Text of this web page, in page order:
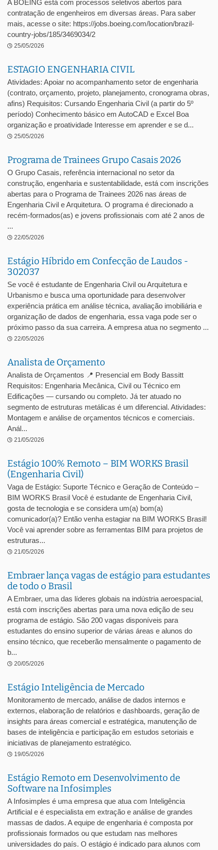
A BOEING está com processos seletivos abertos para
contratação de engenheiros em diversas áreas. Para saber
mais, acesse o site: https://jobs.boeing.com/location/brazil-
country-jobs/185/3469034/2
25/05/2026
ESTAGIO ENGENHARIA CIVIL
Atividades: Apoiar no acompanhamento setor de engenharia
(contrato, orçamento, projeto, planejamento, cronograma obras,
afins) Requisitos: Cursando Engenharia Civil (a partir do 5º
período) Conhecimento básico em AutoCAD e Excel Boa
organização e proatividade Interesse em aprender e se d...
25/05/2026
Programa de Trainees Grupo Casais 2026
O Grupo Casais, referência internacional no setor da
construção, engenharia e sustentabilidade, está com inscrições
abertas para o Programa de Trainees 2026 nas áreas de
Engenharia Civil e Arquitetura. O programa é direcionado a
recém-formados(as) e jovens profissionais com até 2 anos de
...
22/05/2026
Estágio Híbrido em Confecção de Laudos -
302037
Se você é estudante de Engenharia Civil ou Arquitetura e
Urbanismo e busca uma oportunidade para desenvolver
experiência prática em análise técnica, avaliação imobiliária e
organização de dados de engenharia, essa vaga pode ser o
próximo passo da sua carreira. A empresa atua no segmento ...
22/05/2026
Analista de Orçamento
Analista de Orçamentos 📍 Presencial em Body Bassitt
Requisitos: Engenharia Mecânica, Civil ou Técnico em
Edificações — cursando ou completo. Já ter atuado no
segmento de estruturas metálicas é um diferencial. Atividades:
Montagem e análise de orçamentos técnicos e comerciais.
Anál...
21/05/2026
Estágio 100% Remoto – BIM WORKS Brasil
(Engenharia Civil)
Vaga de Estágio: Suporte Técnico e Geração de Conteúdo –
BIM WORKS Brasil Você é estudante de Engenharia Civil,
gosta de tecnologia e se considera um(a) bom(a)
comunicador(a)? Então venha estagiar na BIM WORKS Brasil!
Você vai aprender sobre as ferramentas BIM para projetos de
estruturas...
21/05/2026
Embraer lança vagas de estágio para estudantes
de todo o Brasil
A Embraer, uma das líderes globais na indústria aeroespacial,
está com inscrições abertas para uma nova edição de seu
programa de estágio. São 200 vagas disponíveis para
estudantes do ensino superior de várias áreas e alunos do
ensino técnico, que receberão mensalmente o pagamento de
b...
20/05/2026
Estágio Inteligência de Mercado
Monitoramento de mercado, análise de dados internos e
externos, elaboração de relatórios e dashboards, geração de
insights para áreas comercial e estratégica, manutenção de
bases de inteligência e participação em estudos setoriais e
iniciativas de planejamento estratégico.
19/05/2026
Estágio Remoto em Desenvolvimento de
Software na Infosimples
A Infosimples é uma empresa que atua com Inteligência
Artificial e é especialista em extração e análise de grandes
massas de dados. A equipe de engenharia é composta por
profissionais formados ou que estudam nas melhores
universidades do país. O estágio é indicado para alunos com